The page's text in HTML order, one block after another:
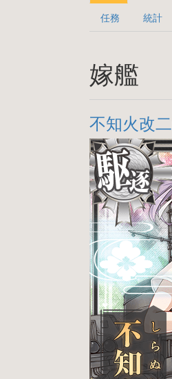
任務 統計
嫁艦
不知火改二